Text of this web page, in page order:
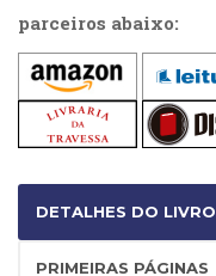
Obras
de
referência
(48)
PNL
(41)
Psicodrama
(200)
parceiros abaixo:
DETALHES DO LIVRO
PRIMEIRAS PÁGINAS